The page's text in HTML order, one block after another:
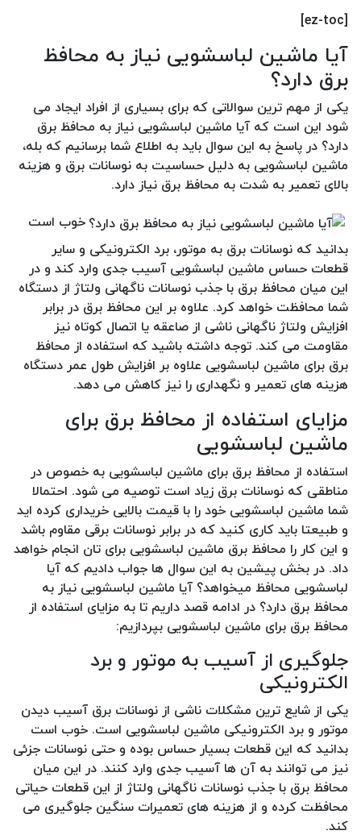
[ez-toc]
آیا ماشین لباسشویی نیاز به محافظ
برق دارد؟
یکی از مهم ترین سوالاتی که برای بسیاری از افراد ایجاد می
شود این است که آیا ماشین لباسشویی نیاز به محافظ برق
دارد؟ در پاسخ به این سوال باید به اطلاع شما برسانیم که بله،
ماشین لباسشویی به دلیل حساسیت به نوسانات برق و هزینه
بالای تعمیر به شدت به محافظ برق نیاز دارد.
خوب است
بدانید که نوسانات برق به موتور، برد الکترونیکی و سایر
قطعات حساس ماشین لباسشویی آسیب جدی وارد کند و در
این میان محافظ برق با جذب نوسانات ناگهانی ولتاژ از دستگاه
شما محافظت خواهد کرد. علاوه بر این محافظ برق در برابر
افزایش ولتاژ ناگهانی ناشی از صاعقه یا اتصال کوتاه نیز
مقاومت می کند. توجه داشته باشید که استفاده از محافظ
برق برای ماشین لباسشویی علاوه بر افزایش طول عمر دستگاه
هزینه های تعمیر و نگهداری را نیز کاهش می دهد.
مزایای استفاده از محافظ برق برای
ماشین لباسشویی
استفاده از محافظ برق برای ماشین لباسشویی به خصوص در
مناطقی که نوسانات برق زیاد است توصیه می شود. احتمالا
شما ماشین لباسشویی خود را با قیمت بالایی خریداری کرده اید
و طبیعتا باید کاری کنید که در برابر نوسانات برقی مقاوم باشد
و این کار را محافظ برق ماشین لباسشویی برای تان انجام خواهد
داد. در بخش پیشین به این سوال ها جواب دادیم که آیا
لباسشویی محافظ میخواهد؟ آیا ماشین لباسشویی نیاز به
محافظ برق دارد؟ در ادامه قصد داریم تا به مزایای استفاده از
محافظ برق برای ماشین لباسشویی بپردازیم:
جلوگیری از آسیب به موتور و برد
الکترونیکی
یکی از شایع ترین مشکلات ناشی از نوسانات برق آسیب دیدن
موتور و برد الکترونیکی ماشین لباسشویی است. خوب است
بدانید که این قطعات بسیار حساس بوده و حتی نوسانات جزئی
نیز می توانند به آن ها آسیب جدی وارد کنند. در این میان
محافظ برق با جذب نوسانات ناگهانی ولتاژ از این قطعات حیاتی
محافظت کرده و از هزینه های تعمیرات سنگین جلوگیری می
کند.